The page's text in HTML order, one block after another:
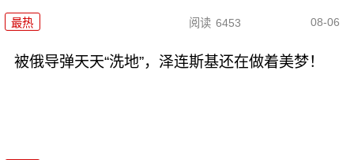
最热 阅读 6453 08-06
被俄导弹天天“洗地”，泽连斯基还在做着美梦！